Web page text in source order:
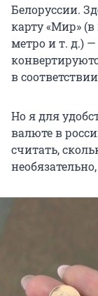
Белоруссии.
карту «Мир» (в
метро и т. д.)
в
Но я для
валюте в
считать,